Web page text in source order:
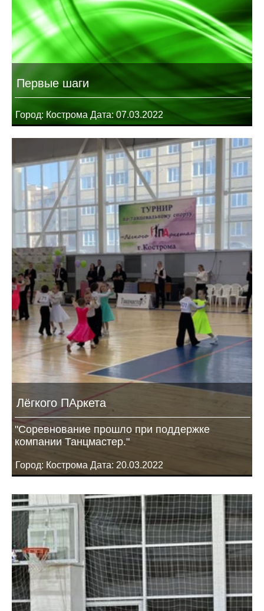
Первые шаги
Город: Кострома Дата: 07.03.2022
Лёгкого ПАркета
"Соревнование прошло при поддержке
компании Танцмастер."
Город: Кострома Дата: 20.03.2022